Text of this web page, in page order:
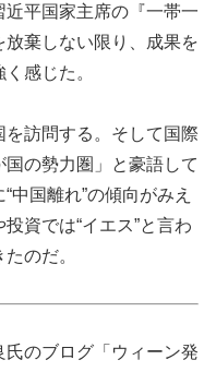
平国家主席の『一帯一
棄しない限り、成果を
感じた。
訪問する。そして国際
の勢力圏」と豪語して
中国離れ”の傾向がみえ
資では“イエス”と言わ
のだ。
のブログ「ウィーン発